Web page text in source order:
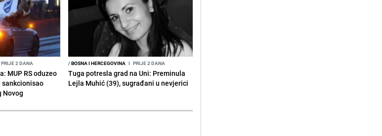
PRIJE 2 DANA
MUP RS oduzeo
Novog
/BOSNA I HERCEGOVINA I PRIJE 2 DANA
Tuga potresla grad na Uni: Preminula
Lejla Muhić (39), sugrađani u nevjerici